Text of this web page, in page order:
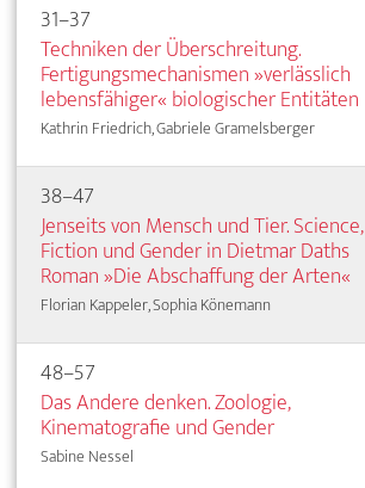
31–37
Techniken der Überschreitung.
Fertigungsmechanismen »verlässlich
lebensfähiger« biologischer Entitäten
Kathrin Friedrich, Gabriele Gramelsberger
38–47
Jenseits von Mensch und Tier. Science,
Fiction und Gender in Dietmar Daths
Roman »Die Abschaffung der Arten«
Florian Kappeler, Sophia Könemann
48–57
Das Andere denken. Zoologie,
Kinematografie und Gender
Sabine Nessel